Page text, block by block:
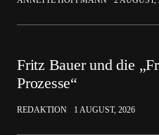
Fritz Bauer und die
Prozesse“
REDAKTION 1 AUGUST, 2026